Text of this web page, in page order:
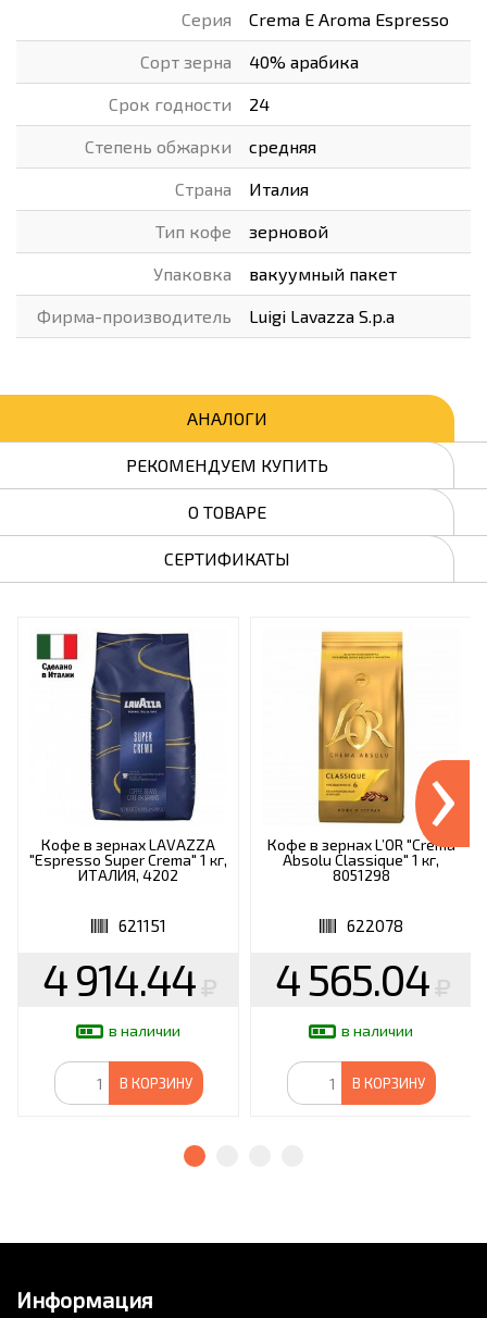
Серия Crema E Aroma Espresso
Сорт зерна 40% арабика
Срок годности 24
Степень обжарки средняя
Страна Италия
Тип кофе зерновой
Упаковка вакуумный пакет
Фирма-производитель Luigi Lavazza S.p.a
АНАЛОГИ
РЕКОМЕНДУЕМ КУПИТЬ
О ТОВАРЕ
СЕРТИФИКАТЫ
Кофе в зернах LAVAZZA
"Espresso Super Crema" 1 кг,
ИТАЛИЯ, 4202
621151
4 914.44
в наличии
В КОРЗИНУ
Кофе в зернах L’OR "Crema
Absolu Classique" 1 кг,
8051298
622078
4 565.04
в наличии
В КОРЗИНУ
›
Информация